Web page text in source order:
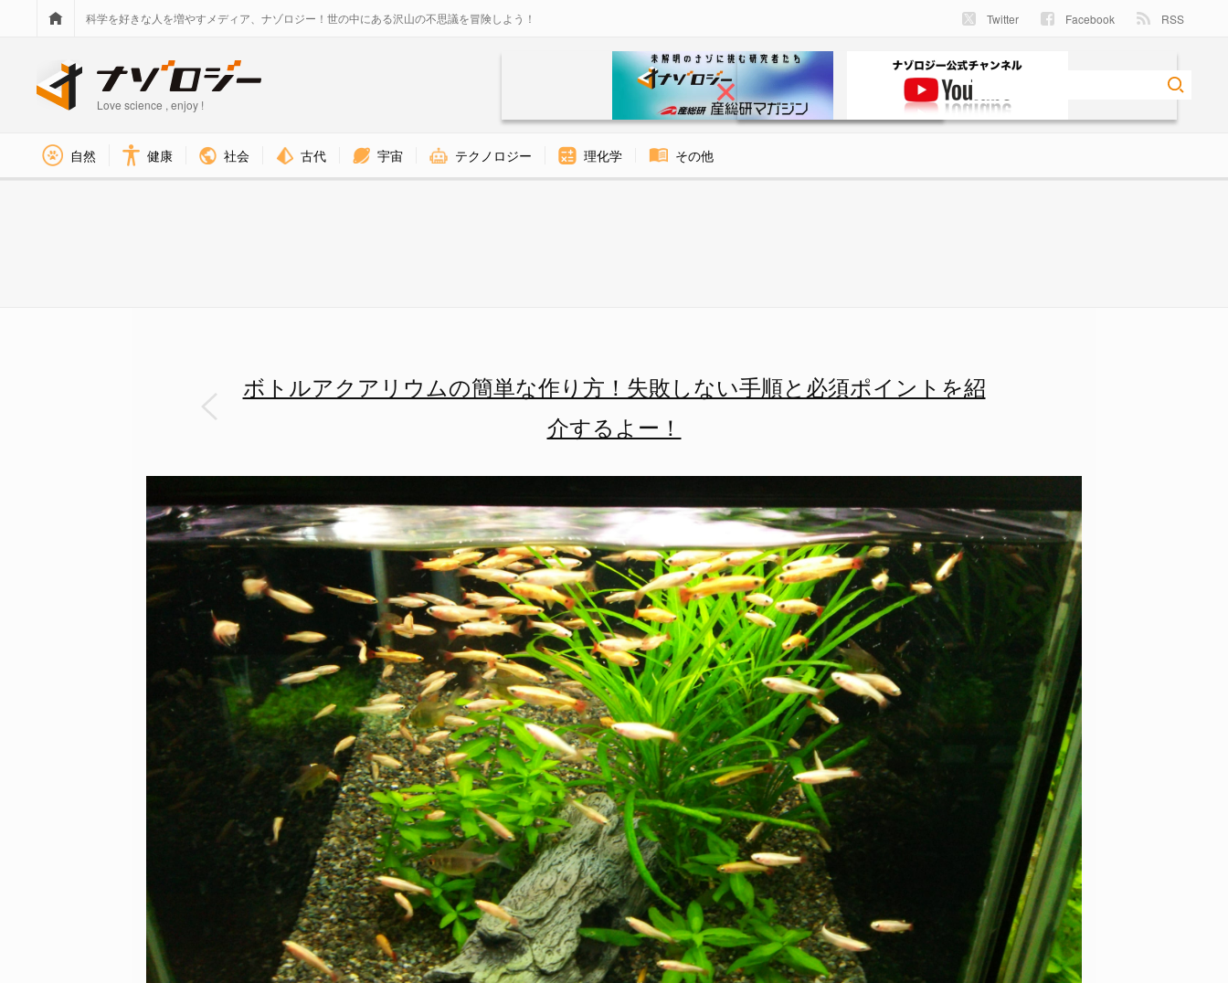
科学を好きな人を増やすメディア、ナゾロジー！世の中にある沢山の不思議を冒険しよう！ Twitter Facebook RSS
Love science , enjoy !
自然 健康 社会 古代 宇宙 テクノロジー 理化学 その他
ボトルアクアリウムの簡単な作り方！失敗しない手順と必須ポイントを紹
介するよー！